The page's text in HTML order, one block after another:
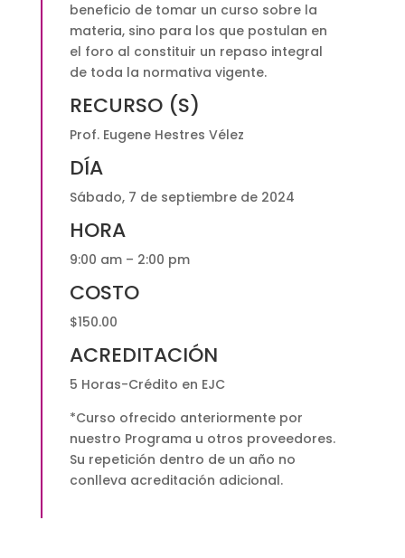
beneficio de tomar un curso sobre la
materia, sino para los que postulan en
el foro al constituir un repaso integral
de toda la normativa vigente.
RECURSO (S)
Prof. Eugene Hestres Vélez
DÍA
Sábado, 7 de septiembre de 2024
HORA
9:00 am – 2:00 pm
COSTO
$150.00
ACREDITACIÓN
5 Horas-Crédito en EJC
*Curso ofrecido anteriormente por
nuestro Programa u otros proveedores.
Su repetición dentro de un año no
conlleva acreditación adicional.